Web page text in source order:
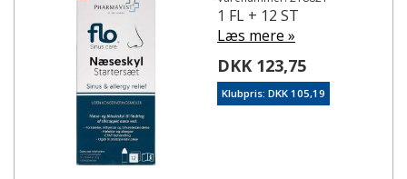
1 FL + 12 ST
Læs mere »
DKK 123,75
Klubpris: DKK 105,19